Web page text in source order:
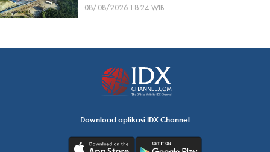
08/08/2026 18:24 WIB
Download aplikasi IDX Channel